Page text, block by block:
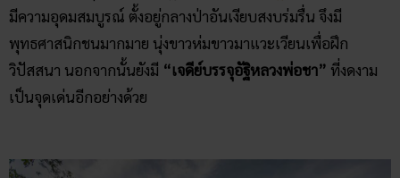
มีความอุดมสมบูรณ์ ตั้งอยู่กลางป่าอันเงียบสงบร่มรื่น จึงมี
พุทธศาสนิกชนมากมาย นุ่งขาวห่มขาวมาแวะเวียนเพื่อฝึก
วิปัสสนา นอกจากนั้นยังมี “เจดีย์บรรจุอัฐิหลวงพ่อชา” ที่งดงาม
เป็นจุดเด่นอีกอย่างด้วย